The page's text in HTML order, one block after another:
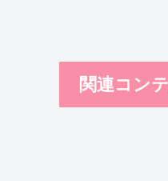
関連コン